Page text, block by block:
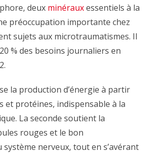
deux minérauxessentiels à la
préoccupation importante chez
sujets aux microtraumatismes. Il
% des besoins journaliers en
la production d’énergie à partir
et protéines, indispensable à la
La seconde soutient la
rouges et le bon
nerveux, tout en s’avérant